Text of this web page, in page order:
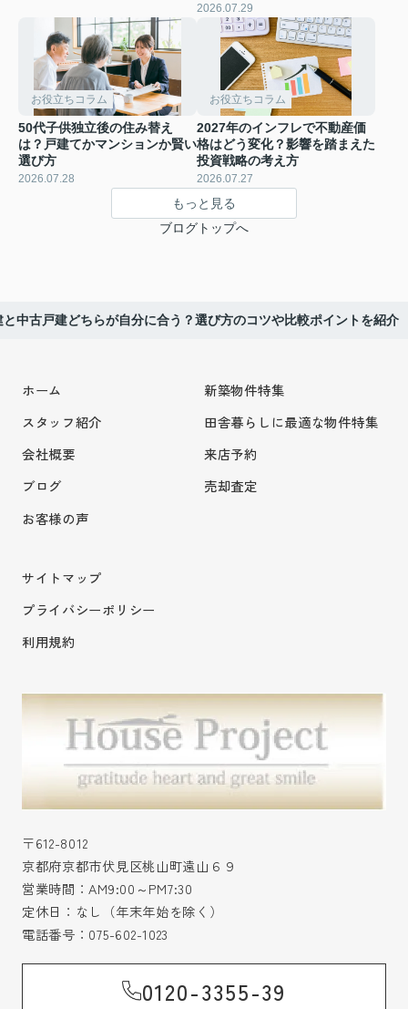
2026.07.29
お役立ちコラム
50代子供独立後の住み替え
は？戸建てかマンションか賢い
選び方
2026.07.28
お役立ちコラム
2027年のインフレで不動産価
格はどう変化？影響を踏まえた
投資戦略の考え方
2026.07.27
もっと見る
ブログトップへ
と中古戸建どちらが自分に合う？選び方のコツや比較ポイントを紹介
ホーム
スタッフ紹介
会社概要
ブログ
お客様の声
新築物件特集
田舎暮らしに最適な物件特集
来店予約
売却査定
サイトマップ
プライバシーポリシー
利用規約
〒612-8012
京都府京都市伏見区桃山町遠山６９
営業時間：AM9:00～PM7:30
定休日：なし（年末年始を除く）
電話番号： 075-602-1023
0120-3355-39